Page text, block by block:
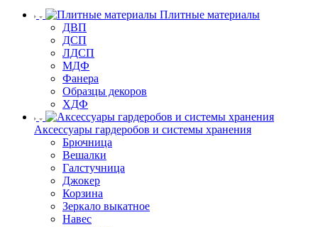
Плитные материалы
ДВП
ДСП
ЛДСП
МДФ
Фанера
Образцы декоров
ХДФ
Аксессуары гардеробов и системы хранения
Брючница
Вешалки
Галстучница
Джокер
Корзина
Зеркало выкатное
Навес